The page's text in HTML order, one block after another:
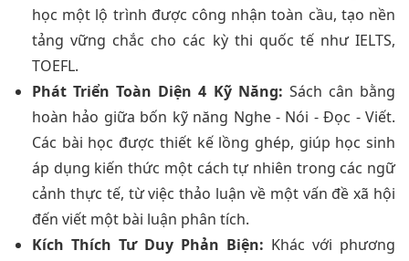
học một lộ trình được công nhận toàn cầu, tạo nền
tảng vững chắc cho các kỳ thi quốc tế như IELTS,
TOEFL.
Phát Triển Toàn Diện 4 Kỹ Năng: Sách cân bằng
hoàn hảo giữa bốn kỹ năng Nghe - Nói - Đọc - Viết.
Các bài học được thiết kế lồng ghép, giúp học sinh
áp dụng kiến thức một cách tự nhiên trong các ngữ
cảnh thực tế, từ việc thảo luận về một vấn đề xã hội
đến viết một bài luận phân tích.
Kích Thích Tư Duy Phản Biện: Khác với phương